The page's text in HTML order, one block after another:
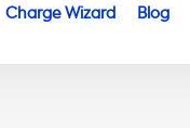
Charge Wizard Blog